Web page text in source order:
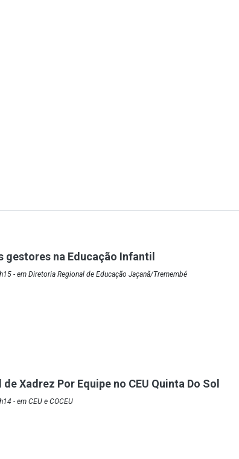
gestores na Educação Infantil
- em Diretoria Regional de Educação Jaçanã/Tremembé
Xadrez Por Equipe no CEU Quinta Do Sol
- em CEU e COCEU